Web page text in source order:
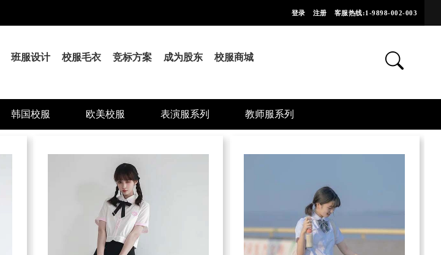
登录 注册 客服热线:1-9898-002-003
班服设计 校服毛衣 竞标方案 成为股东 校服商城
韩国校服 欧美校服 表演服系列 教师服系列